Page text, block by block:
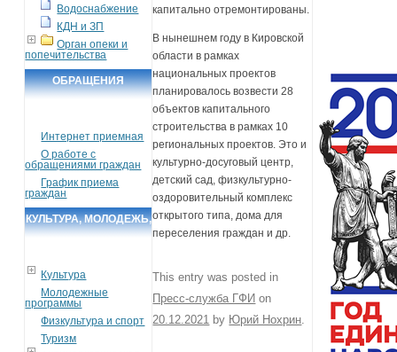
Водоснабжение
КДН и ЗП
Орган опеки и
попечительства
ОБРАЩЕНИЯ
Интернет приемная
О работе с
обращениями граждан
График приема
граждан
КУЛЬТУРА, МОЛОДЕЖЬ,
Культура
Молодежные
программы
Физкультура и спорт
Туризм
капитально отремонтированы.
В нынешнем году в Кировской
области в рамках
национальных проектов
планировалось возвести 28
объектов капитального
строительства в рамках 10
региональных проектов. Это и
культурно-досуговый центр,
детский сад, физкультурно-
оздоровительный комплекс
открытого типа, дома для
переселения граждан и др.
This entry was posted in
Пресс-служба ГФИ on
20.12.2021 by Юрий Нохрин